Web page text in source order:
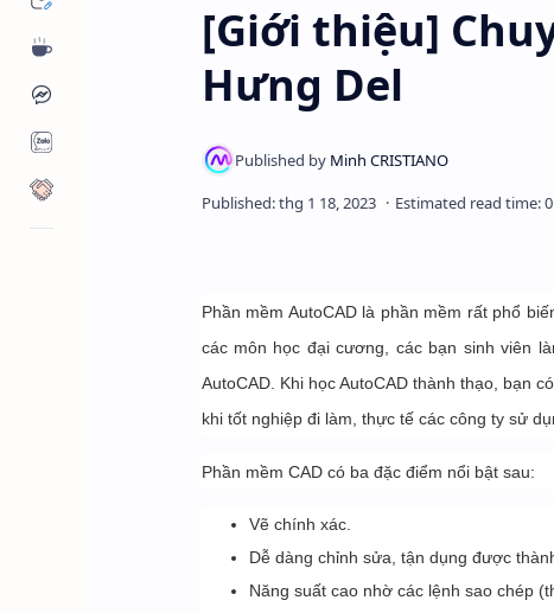
[Giới thiệu]
Hưng Del
Phần mềm AutoCAD là phần mềm rất phổ
các môn học đại cương, các bạn sinh viên
AutoCAD. Khi học AutoCAD thành thạo, bạn
khi tốt nghiệp đi làm, thực tế các công ty sử
Phần mềm CAD có ba đặc điểm nổi bật sau:
Vẽ chính xác.
Dễ dàng chỉnh sửa, tận dụng được
Năng suất cao nhờ các lệnh sao chép